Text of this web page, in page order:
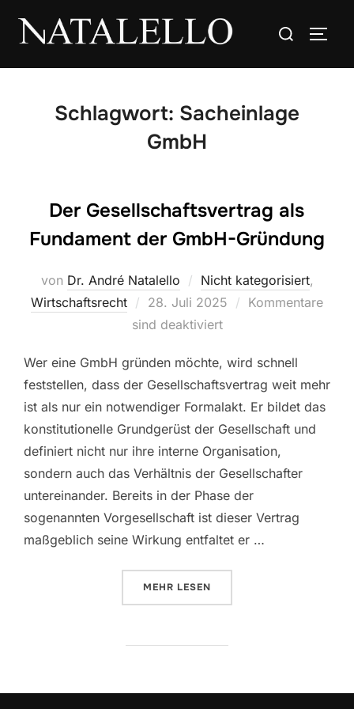
Schlagwort: Sacheinlage
GmbH
Der Gesellschaftsvertrag als
Fundament der GmbH-Gründung
von Dr. André Natalello Nicht kategorisiert,
Wirtschaftsrecht
28. Juli 2025
Kommentare
sind deaktiviert
Wer eine GmbH gründen möchte, wird schnell
feststellen, dass der Gesellschaftsvertrag weit mehr
ist als nur ein notwendiger Formalakt. Er bildet das
konstitutionelle Grundgerüst der Gesellschaft und
definiert nicht nur ihre interne Organisation,
sondern auch das Verhältnis der Gesellschafter
untereinander. Bereits in der Phase der
sogenannten Vorgesellschaft ist dieser Vertrag
maßgeblich seine Wirkung entfaltet er …
MEHR LESEN